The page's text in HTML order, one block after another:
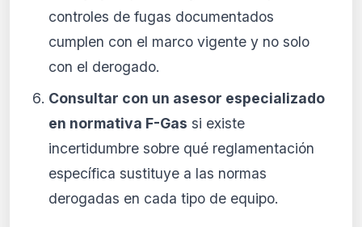
controles de fugas documentados
cumplen con el marco vigente y no solo
con el derogado.
Consultar con un asesor especializado
en normativa F-Gas si existe
incertidumbre sobre qué reglamentación
específica sustituye a las normas
derogadas en cada tipo de equipo.